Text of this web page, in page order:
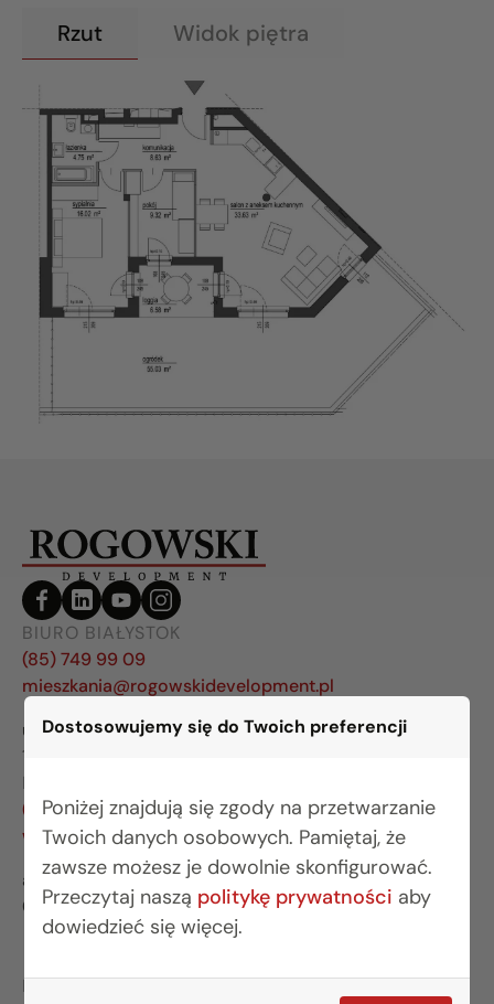
Dostosowujemy się do Twoich preferencji
Poniżej znajdują się zgody na przetwarzanie
Twoich danych osobowych. Pamiętaj, że
zawsze możesz je dowolnie skonfigurować.
Przeczytaj naszą politykę prywatności aby
dowiedzieć się więcej.
Rzut Widok piętra
BIURO BIAŁYSTOK
(85) 749 99 09
mieszkania@rogowskidevelopment.pl
ul. Legionowa 28 lok. 202
15-281 Białystok
BIURO WARSZAWA
(22) 642 03 55
warszawa@rogowskidevelopment.pl
al. Wilanowska 67E lok. U5
02-765 Warszawa
INFORMACJE